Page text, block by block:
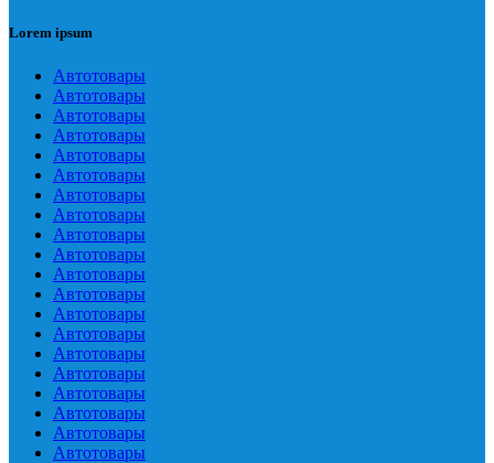
Lorem ipsum
Автотовары
Автотовары
Автотовары
Автотовары
Автотовары
Автотовары
Автотовары
Автотовары
Автотовары
Автотовары
Автотовары
Автотовары
Автотовары
Автотовары
Автотовары
Автотовары
Автотовары
Автотовары
Автотовары
Автотовары